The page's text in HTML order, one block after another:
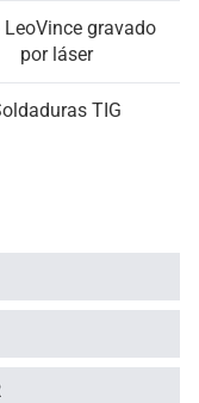
LeoVince gravado
por láser
TIG